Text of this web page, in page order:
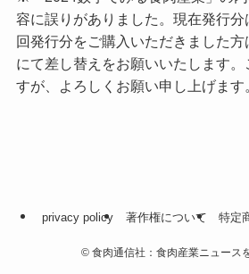
容に誤りがありました。現在発行
回発行分をご購入いただきました方
にて差し替えをお願いいたします。
すが、よろしくお願い申し上げます
privacy policy 著作権について 特定
©食肉通信社：食肉産業ニュース